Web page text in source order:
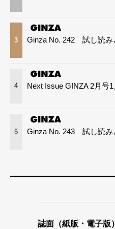
3 Ginza No. 242 試し読み
4 Next Issue GINZA 2月号
5 Ginza No. 243 試し読み
誌面（紙版・電子版